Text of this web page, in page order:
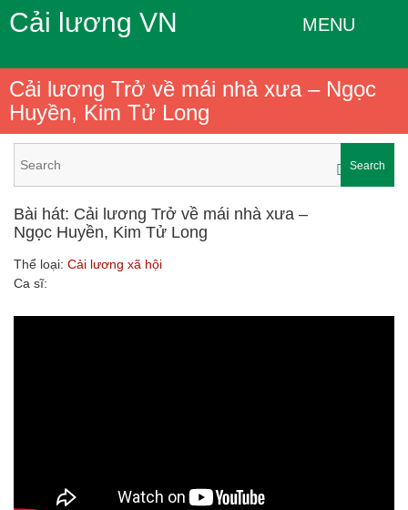
Cải lương VN MENU
Cải lương Trở về mái nhà xưa – Ngọc
Huyền, Kim Tử Long
Search
Bài hát: Cải lương Trở về mái nhà xưa –
Ngọc Huyền, Kim Tử Long
Thể loại: Cải lương xã hội
Ca sĩ: